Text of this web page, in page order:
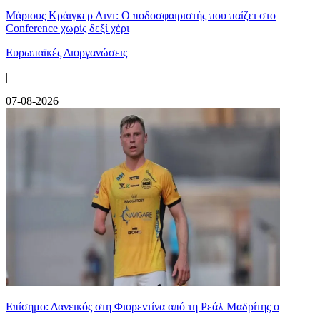
Μάριους Κράιγκερ Λιντ: Ο ποδοσφαιριστής που παίζει στο
Conference χωρίς δεξί χέρι
Ευρωπαϊκές Διοργανώσεις
|
07-08-2026
Επίσημο: Δανεικός στη Φιορεντίνα από τη Ρεάλ Μαδρίτης ο